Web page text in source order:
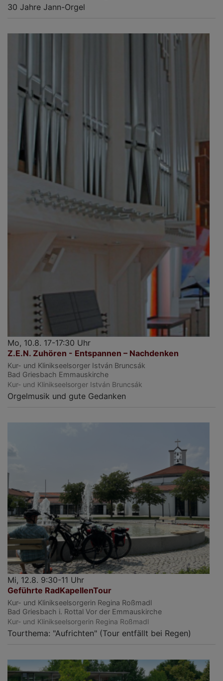
30 Jahre Jann-Orgel
Mo, 10.8. 17-17:30 Uhr
Z.E.N. Zuhören - Entspannen – Nachdenken
Kur- und Klinikseelsorger István Bruncsák
Bad Griesbach Emmauskirche
Kur- und Klinikseelsorger István Bruncsák
Orgelmusik und gute Gedanken
Mi, 12.8. 9:30-11 Uhr
Geführte RadKapellenTour
Kur- und Klinikseelsorgerin Regina Roßmadl
Bad Griesbach i. Rottal Vor der Emmauskirche
Kur- und Klinikseelsorgerin Regina Roßmadl
Tourthema: "Aufrichten" (Tour entfällt bei Regen)